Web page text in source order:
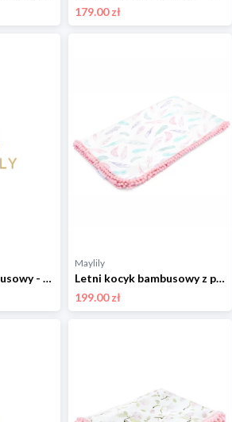
179.00 zł
Ciepły kocyk bambusowy - Wilkiway - srebrny 110x150 cm
Maylily
Letni kocyk bambusowy z pomponikami - Rajskie piórka 100x120 cm
199.00 zł